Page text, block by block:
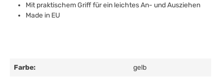
Mit praktischem Griff für ein leichtes An- und Ausziehen
Made in EU
Farbe: gelb